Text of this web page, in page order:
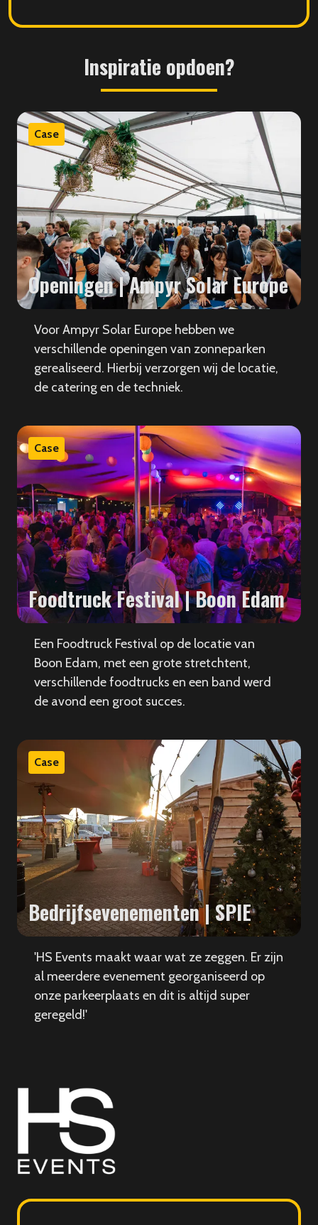
Inspiratie opdoen?
Case
Openingen | Ampyr Solar Europe
Voor Ampyr Solar Europe hebben we
verschillende openingen van zonneparken
gerealiseerd. Hierbij verzorgen wij de locatie,
de catering en de techniek.
Case
Foodtruck Festival | Boon Edam
Een Foodtruck Festival op de locatie van
Boon Edam, met een grote stretchtent,
verschillende foodtrucks en een band werd
de avond een groot succes.
Case
Bedrijfsevenementen | SPIE
'HS Events maakt waar wat ze zeggen. Er zijn
al meerdere evenement georganiseerd op
onze parkeerplaats en dit is altijd super
geregeld!'